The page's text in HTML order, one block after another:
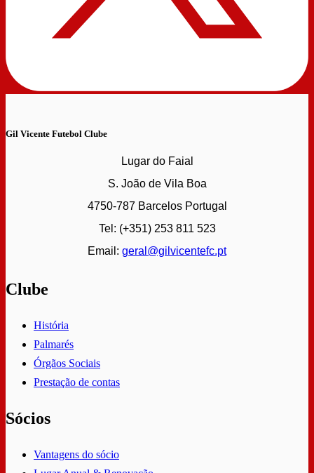
Gil Vicente Futebol Clube
Lugar do Faial
S. João de Vila Boa
4750-787 Barcelos Portugal
Tel: (+351) 253 811 523
Email: geral@gilvicentefc.pt
Clube
História
Palmarés
Órgãos Sociais
Prestação de contas
Sócios
Vantagens do sócio